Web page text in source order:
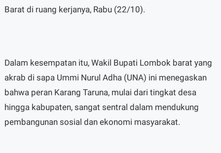
Barat di ruang kerjanya, Rabu (22/10).
Dalam kesempatan itu, Wakil Bupati Lombok barat yang
akrab di sapa Ummi Nurul Adha (UNA) ini menegaskan
bahwa peran Karang Taruna, mulai dari tingkat desa
hingga kabupaten, sangat sentral dalam mendukung
pembangunan sosial dan ekonomi masyarakat.